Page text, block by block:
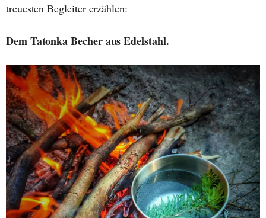
treuesten Begleiter erzählen:
Dem Tatonka Becher aus Edelstahl.